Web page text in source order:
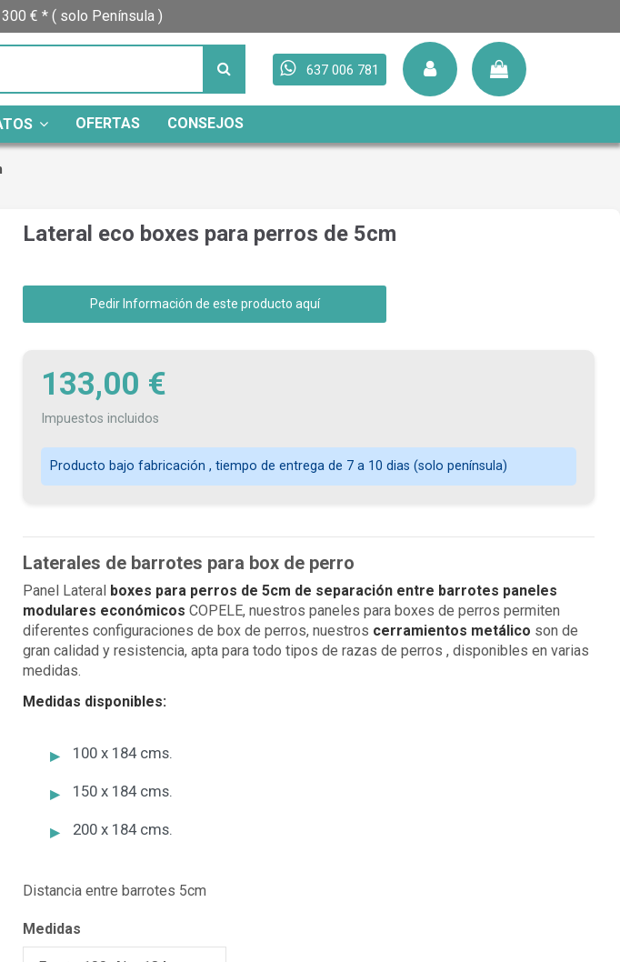
€ * ( solo Península )
637 006 781
OFERTAS CONSEJOS
Lateral eco boxes para perros de 5cm
Pedir Información de este producto aquí
133,00 €
Impuestos incluidos
Producto bajo fabricación , tiempo de entrega de 7 a 10 dias (solo península)
Laterales de barrotes para box de perro
Panel Lateral boxes para perros de 5cm de separación entre barrotes paneles
modulares económicos COPELE, nuestros paneles para boxes de perros permiten
diferentes configuraciones de box de perros, nuestros cerramientos metálico son de
gran calidad y resistencia, apta para todo tipos de razas de perros , disponibles en varias
medidas.
Medidas disponibles:
100 x 184 cms.
150 x 184 cms.
200 x 184 cms.
Distancia entre barrotes 5cm
Medidas